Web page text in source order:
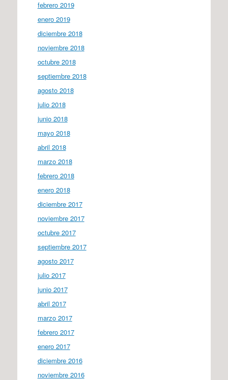
febrero 2019
enero 2019
diciembre 2018
noviembre 2018
octubre 2018
septiembre 2018
agosto 2018
julio 2018
junio 2018
mayo 2018
abril 2018
marzo 2018
febrero 2018
enero 2018
diciembre 2017
noviembre 2017
octubre 2017
septiembre 2017
agosto 2017
julio 2017
junio 2017
abril 2017
marzo 2017
febrero 2017
enero 2017
diciembre 2016
noviembre 2016